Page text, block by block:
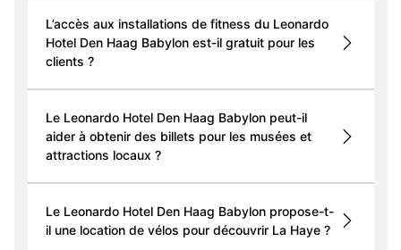
L’accès aux installations de fitness du Leonardo
Hotel Den Haag Babylon est-il gratuit pour les
clients ?
Le Leonardo Hotel Den Haag Babylon peut-il
aider à obtenir des billets pour les musées et
attractions locaux ?
Le Leonardo Hotel Den Haag Babylon propose-t-
il une location de vélos pour découvrir La Haye ?